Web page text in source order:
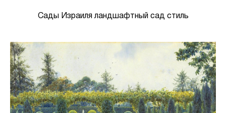
Сады Израиля ландшафтный сад стиль